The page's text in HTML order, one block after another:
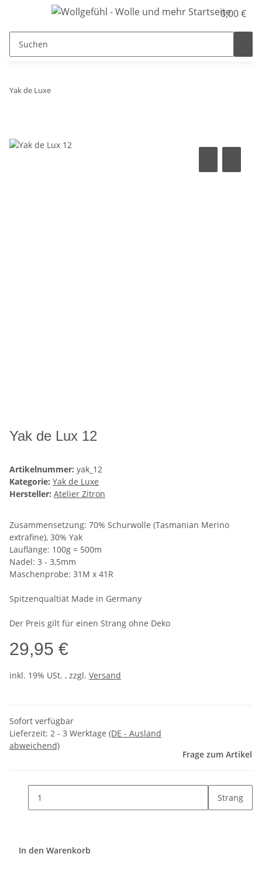
0,00 €
Yak de Luxe
Yak de Lux 12
Artikelnummer: yak_12
Kategorie: Yak de Luxe
Hersteller: Atelier Zitron
Zusammensetzung: 70% Schurwolle (Tasmanian Merino
extrafine), 30% Yak
Lauflänge: 100g = 500m
Nadel: 3 - 3,5mm
Maschenprobe: 31M x 41R
Spitzenqualtiät Made in Germany
Der Preis gilt für einen Strang ohne Deko
29,95 €
inkl. 19% USt. , zzgl. Versand
Sofort verfügbar
Lieferzeit: 2 - 3 Werktage (DE - Ausland
abweichend)
Frage zum Artikel
Strang
In den Warenkorb